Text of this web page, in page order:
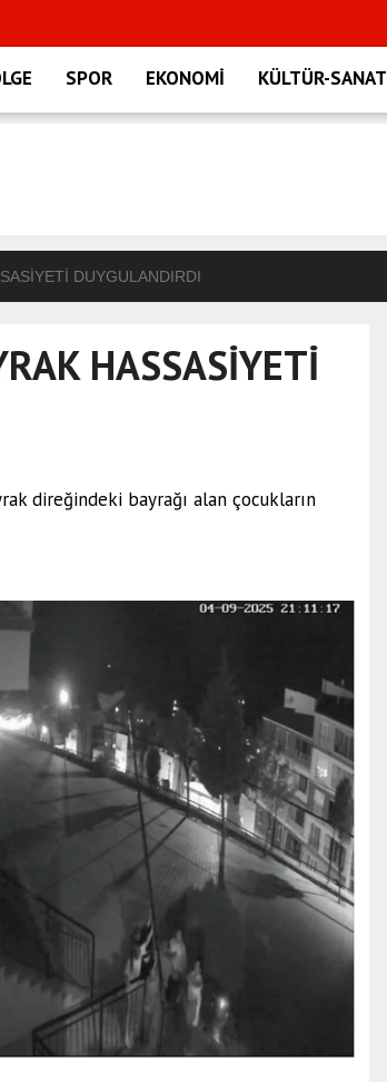
SPOR EKONOMİ KÜLTÜR-SANAT
DUYGULANDIRDI
HASSASİYETİ
direğindeki bayrağı alan çocukların